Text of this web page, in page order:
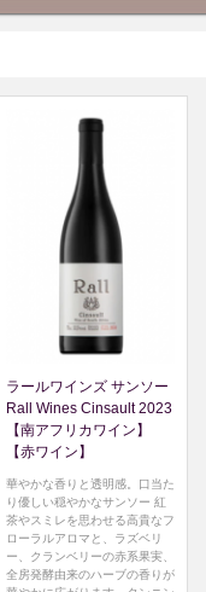
ラールワインズ サンソー
Rall Wines Cinsault 2023
【南アフリカワイン】
【赤ワイン】
華やかな香りと透明感。口当た
り優しい穏やかなサンソー 紅
茶やスミレを思わせる高貴なフ
ローラルアロマと、ラズベリ
ー、クランベリーの赤系果実、
全房発酵由来のハーブの香りが